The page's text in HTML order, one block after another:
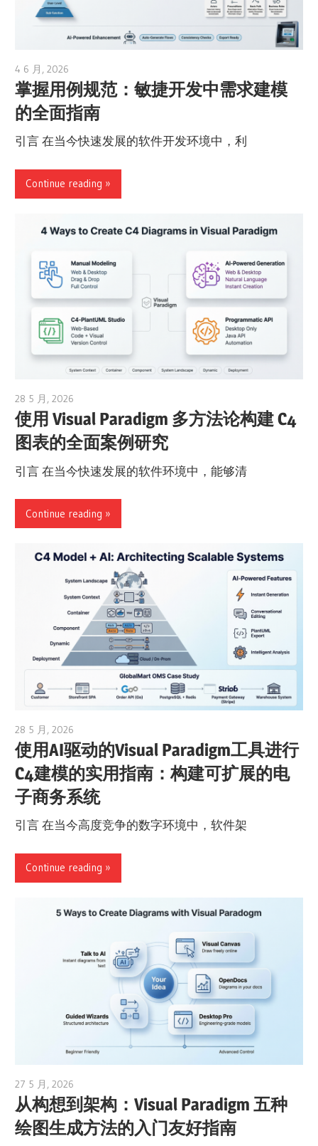
4 6 月, 2026
掌握用例规范：敏捷开发中需求建模
的全面指南
引言 在当今快速发展的软件开发环境中，利
Continue reading
28 5 月, 2026
使用 Visual Paradigm 多方法论构建 C4
图表的全面案例研究
引言 在当今快速发展的软件环境中，能够清
Continue reading
28 5 月, 2026
使用AI驱动的Visual Paradigm工具进行
C4建模的实用指南：构建可扩展的电
子商务系统
引言 在当今高度竞争的数字环境中，软件架
Continue reading
27 5 月, 2026
从构想到架构：Visual Paradigm 五种
绘图生成方法的入门友好指南